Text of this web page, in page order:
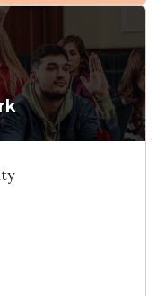
vấn Interlink